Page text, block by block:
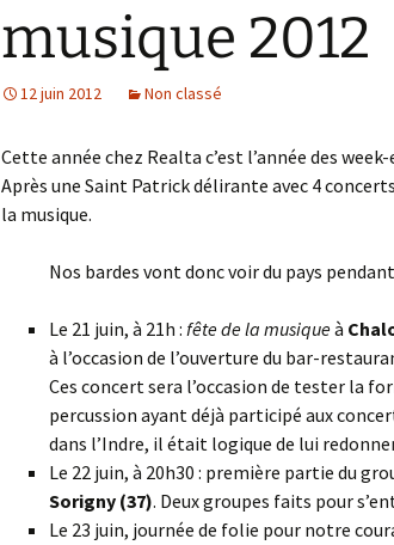
musique 2012
12 juin 2012 Non classé
Cette année chez Realta c’est l’année des
Après une Saint Patrick délirante avec 4
la musique.
Nos bardes vont donc voir du pays
Le 21 juin, à 21h : fête de la musiqueà
à l’occasion de l’ouverture du bar-
Ces concert sera l’occasion de tester la
percussion ayant déjà participé aux
dans l’Indre, il était logique de lui
Le 22 juin, à 20h30 : première partie du
Sorigny (37). Deux groupes faits pour
Le 23 juin, journée de folie pour notre